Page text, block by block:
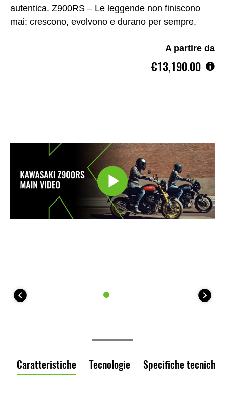
autentica. Z900RS – Le leggende non finiscono
mai: crescono, evolvono e durano per sempre.
A partire da
€13,190.00
Caratteristiche Tecnologie Specifiche tecniche